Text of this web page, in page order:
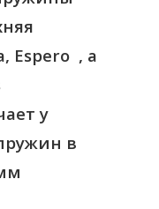
Espero , а
у
в